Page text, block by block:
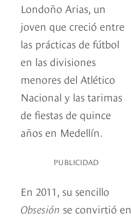
Londoño Arias, un
joven que creció entre
las prácticas de fútbol
en las divisiones
menores del Atlético
Nacional y las tarimas
de fiestas de quince
años en Medellín.
PUBLICIDAD
En 2011, su sencillo
Obsesión se convirtió en